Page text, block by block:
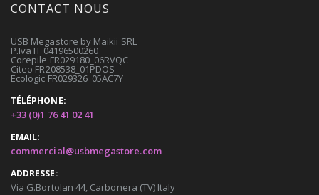
CONTACT NOUS
USB Megastore by Maikii SRL
P.Iva IT 04196500260
Corepile FR029180_06RVQC
Citeo FR208538_01PDOS
Ecologic FR029326_05AC7Y
TÉLÉPHONE:
+33 (0)1 76 41 02 41
EMAIL:
commercial@usbmegastore.com
ADDRESSE:
Via G.Bortolan 44, Carbonera (TV) Italy